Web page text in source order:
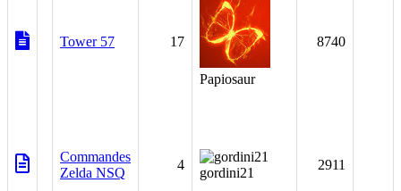
Tower 57 17
Papiosaur
8740
Commandes
Zelda NSQ
4
gordini21
2911